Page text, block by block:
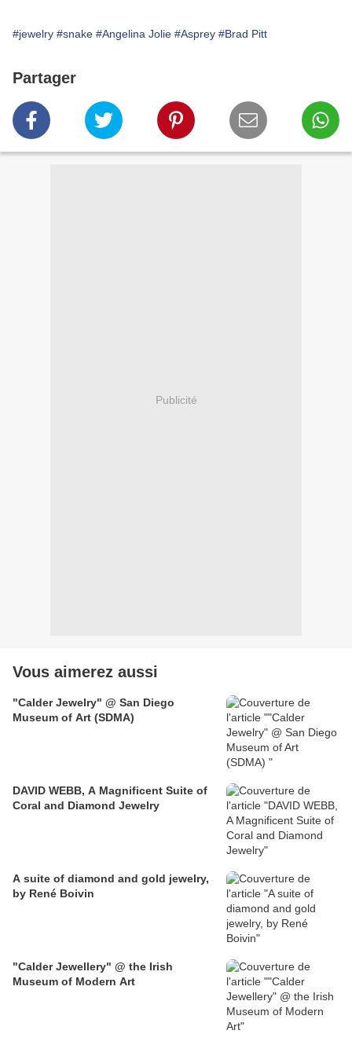
#jewelry #snake #Angelina Jolie #Asprey #Brad Pitt
Partager
Publicité
Vous aimerez aussi
"Calder Jewelry" @ San Diego
Museum of Art (SDMA)
DAVID WEBB, A Magnificent Suite of
Coral and Diamond Jewelry
A suite of diamond and gold jewelry,
by René Boivin
"Calder Jewellery" @ the Irish
Museum of Modern Art